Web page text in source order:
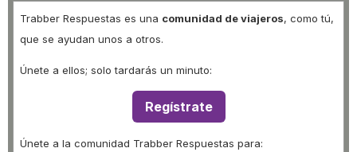
Trabber Respuestas es una comunidad de viajeros, como tú,
que se ayudan unos a otros.
Únete a ellos; solo tardarás un minuto:
Regístrate
Únete a la comunidad Trabber Respuestas para: